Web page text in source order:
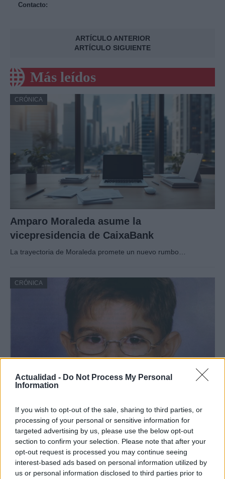
Actualidad - Do Not Process My Personal
Information
If you wish to opt-out of the sale, sharing to third parties, or
processing of your personal or sensitive information for
targeted advertising by us, please use the below opt-out
section to confirm your selection. Please note that after your
opt-out request is processed you may continue seeing
interest-based ads based on personal information utilized by
us or personal information disclosed to third parties prior to
Contacto:
ARTÍCULO ANTERIOR
ARTÍCULO SIGUIENTE
Más leídos
CRÓNICA
Amparo Moraleda asume la
vicepresidencia de CaixaBank
La trayectoria de Moraleda promete un nuevo rumbo…
CRÓNICA
Nuevo giro en el caso Yéremi Vargas:
desvelan el informe forense
El ‘caso Yéremi Vargas’, el niño desaparecido en 2007…
CRÓNICA